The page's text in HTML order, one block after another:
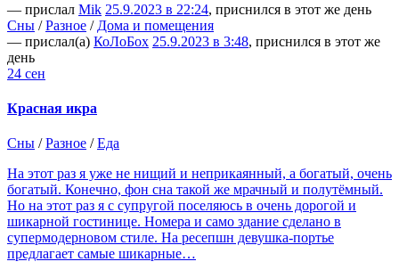
— прислал Mik 25.9.2023 в 22:24, приснился в этот же день
Сны /Разное / Дома и помещения
— прислал(а) КоЛоБох 25.9.2023 в 3:48, приснился в этот же
день
24 сен
Красная икра
Сны /Разное /Еда
На этот раз я уже не нищий и неприкаянный, а богатый, очень
богатый. Конечно, фон сна такой же мрачный и полутёмный.
Но на этот раз я с супругой поселяюсь в очень дорогой и
шикарной гостинице. Номера и само здание сделано в
супермодерновом стиле. На ресепшн девушка-портье
предлагает самые шикарные…